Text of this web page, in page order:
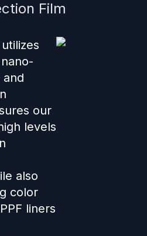
Film
our
levels
also
color
liners